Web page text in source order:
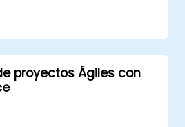
a lo largo de todo
pantallas y
proyectos Ágiles con